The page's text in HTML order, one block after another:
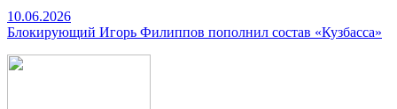
10.06.2026
Блокирующий Игорь Филиппов пополнил состав «Кузбасса»